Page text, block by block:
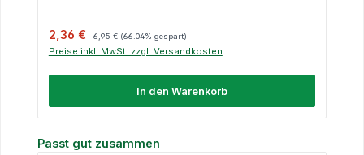
Verkaufspreis:
2,36 € Regulärer Preis:
6,95 € (66.04% gespart)
Preise inkl. MwSt. zzgl. Versandkosten
In den Warenkorb
Produktgalerie überspringen
Passt gut zusammen